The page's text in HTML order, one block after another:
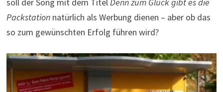
soll der Song mit dem TitelDenn zum Glück gibt es die
Packstationnatürlich als Werbung dienen – aber ob das
so zum gewünschten Erfolg führen wird?